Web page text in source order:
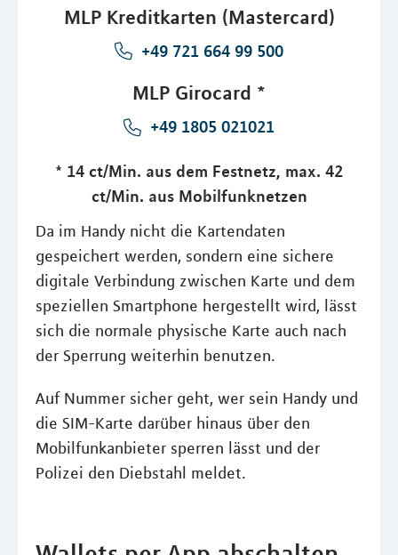
MLP Kreditkarten (Mastercard)
+49 721 664 99 500
MLP Girocard *
+49 1805 021021
* 14 ct/Min. aus dem Festnetz, max. 42
ct/Min. aus Mobilfunknetzen
Da im Handy nicht die Kartendaten
gespeichert werden, sondern eine sichere
digitale Verbindung zwischen Karte und dem
speziellen Smartphone hergestellt wird, lässt
sich die normale physische Karte auch nach
der Sperrung weiterhin benutzen.
Auf Nummer sicher geht, wer sein Handy und
die SIM-Karte darüber hinaus über den
Mobilfunkanbieter sperren lässt und der
Polizei den Diebstahl meldet.